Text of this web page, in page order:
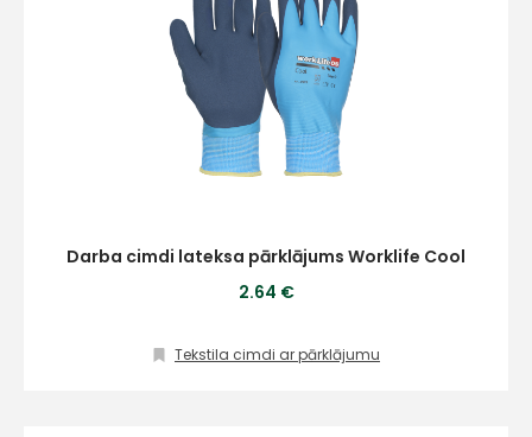
Darba cimdi lateksa pārklājums Worklife Cool
2.64 €
Tekstila cimdi ar pārklājumu
Piekrītu SIA Hards
lietošanas noteikumiem
Piekrītu saņemt
pastā
Sūtīt ziņojumu